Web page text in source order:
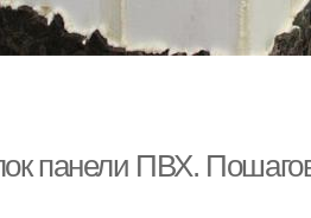
панели ПВХ.